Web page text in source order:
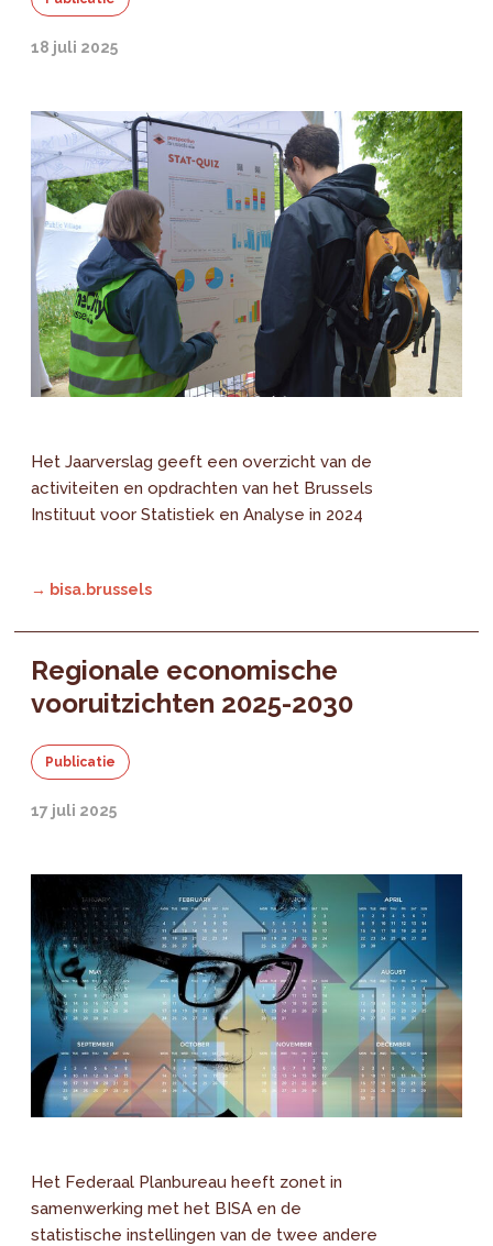
18 juli 2025
Het Jaarverslag geeft een overzicht van de
activiteiten en opdrachten van het Brussels
Instituut voor Statistiek en Analyse in 2024
→ bisa.brussels
Regionale economische
vooruitzichten 2025-2030
Publicatie
17 juli 2025
Het Federaal Planbureau heeft zonet in
samenwerking met het BISA en de
statistische instellingen van de twee andere